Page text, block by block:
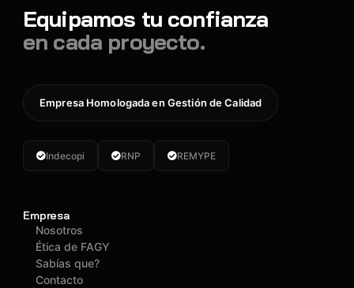
Equipamos tu confianza
en cada proyecto.
Empresa Homologada en Gestión de Calidad
Indecopi RNP REMYPE
Empresa
Nosotros
Ética de FAGY
Sabías que?
Contacto